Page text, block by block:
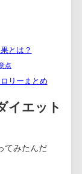
とは？
点
リーまとめ
イエット
てみたんだ